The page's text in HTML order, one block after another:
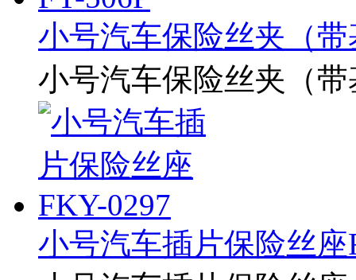
小号汽车保险丝夹（带
小号汽车保险丝夹（带
小号汽车插片保险丝座